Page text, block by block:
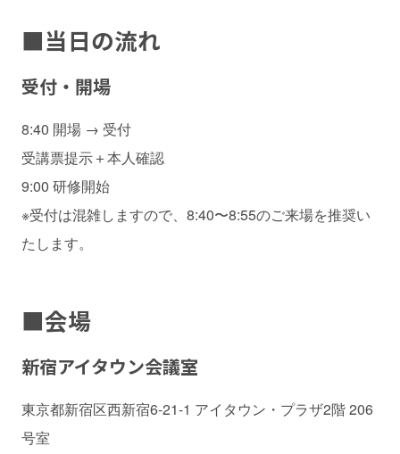
■当日の流れ
受付・開場
8:40 開場 → 受付
受講票提示＋本人確認
9:00 研修開始
※受付は混雑しますので、8:40〜8:55のご来場を推奨い
たします。
■会場
新宿アイタウン会議室
東京都新宿区西新宿6-21-1 アイタウン・プラザ2階 206
号室